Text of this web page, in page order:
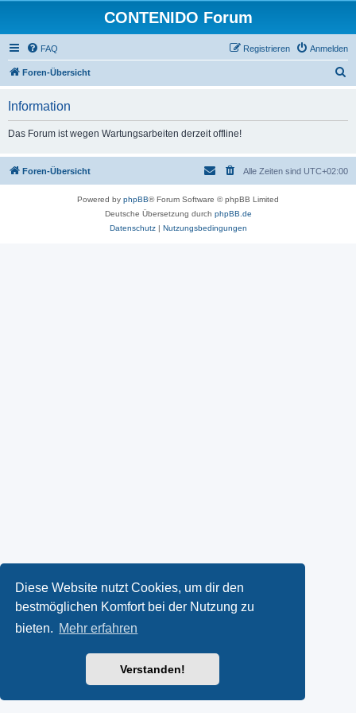
Diese Website nutzt Cookies, um dir den
bestmöglichen Komfort bei der Nutzung zu
bieten. Mehr erfahren
Verstanden!
CONTENIDO Forum
FAQ Anmelden
Registrieren
Foren-Übersicht
Information
Das Forum ist wegen Wartungsarbeiten derzeit offline!
Foren-Übersicht Alle Zeiten sind UTC+02:00
Powered by phpBB® Forum Software © phpBB Limited
Deutsche Übersetzung durch phpBB.de
Datenschutz| Nutzungsbedingungen